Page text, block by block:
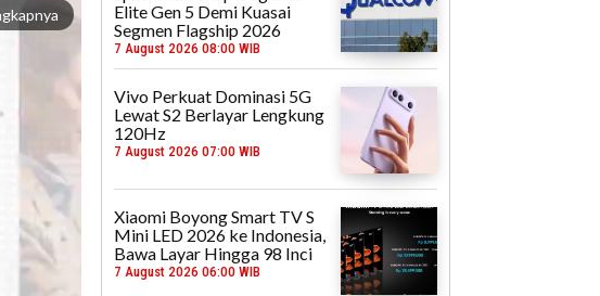
Elite Gen 5 Demi Kuasai
Segmen Flagship 2026
7 August 2026 08:00 WIB
Vivo Perkuat Dominasi 5G
Lewat S2 Berlayar Lengkung
120Hz
7 August 2026 07:00 WIB
Xiaomi Boyong Smart TV S
Mini LED 2026 ke Indonesia,
Bawa Layar Hingga 98 Inci
7 August 2026 06:00 WIB